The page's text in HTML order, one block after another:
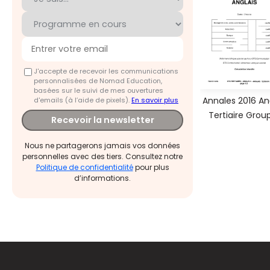
J'accepte de recevoir les communications
personnalisées de Nomad Education,
basées sur le suivi de mes ouvertures
d'emails (à l’aide de pixels).En savoir plus
Recevoir la newsletter
Nous ne partagerons jamais vos données
personnelles avec des tiers. Consultez notre
Politique de confidentialitépour plus
d’informations.
Annales 2016
Tertiaire